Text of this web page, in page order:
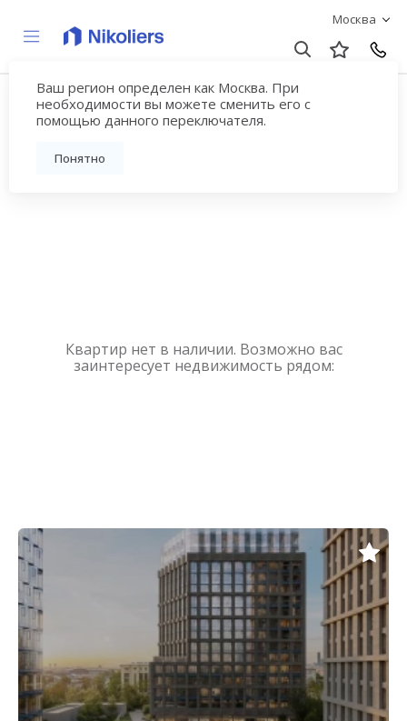
Москва
Ваш регион определен как Москва. При
необходимости вы можете сменить его с
помощью данного переключателя.
Понятно
Купить квартиру
новостройку у метро
Квартир нет в наличии. Возможно вас
заинтересует недвижимость рядом: